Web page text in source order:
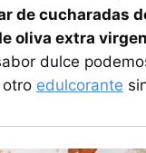
de cucharadas
oliva extra virgen
dulce
edulcorante